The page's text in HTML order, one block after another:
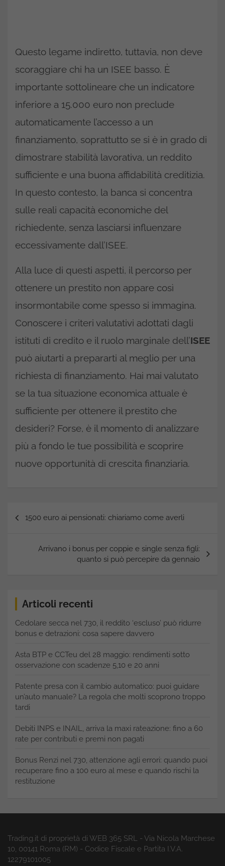
Questo legame indiretto, tuttavia, non deve
scoraggiare chi ha un ISEE basso. È
importante sottolineare che un indicatore
inferiore a 15.000 euro non preclude
automaticamente l’accesso a un
finanziamento, soprattutto se si è in grado di
dimostrare stabilità lavorativa, un reddito
sufficiente e una buona affidabilità creditizia.
In questo contesto, la banca si concentra
sulle reali capacità economiche del
richiedente, senza lasciarsi influenzare
eccessivamente dall’ISEE.
Alla luce di questi aspetti, il percorso per
ottenere un prestito non appare così
insormontabile come spesso si immagina.
Conoscere i criteri valutativi adottati dagli
istituti di credito e il ruolo marginale dell’ISEE
può aiutarti a prepararti al meglio per una
richiesta di finanziamento. Hai mai valutato
se la tua situazione economica attuale è
sufficiente per ottenere il prestito che
desideri? Forse, è il momento di analizzare
più a fondo le tue possibilità e scoprire
nuove opportunità di crescita finanziaria.
Navigazione
articoli
1500 euro ai pensionati: chiariamo come averli
Arrivano i bonus per coppie e single senza figli:
quanto si può percepire da gennaio
Articoli recenti
Cedolare secca nel 730, il reddito ‘escluso’ può ridurre
bonus e detrazioni: cosa sapere davvero
Asta BTP e CCTeu del 28 maggio: rendimenti sotto
osservazione con scadenze 5,10 e 20 anni
Patente presa con il cambio automatico: puoi guidare
un’auto manuale? La regola che molti scoprono troppo
tardi
Debiti INPS e INAIL, arriva la maxi rateazione: fino a 60
rate per contributi e premi non pagati
Bonus Renzi nel 730, attenzione agli errori: quando puoi
recuperare fino a 100 euro al mese e quando rischi la
restituzione
Trading.it di proprietà di WEB 365 SRL - Via Nicola Marchese
10, 00141 Roma (RM) - Codice Fiscale e Partita I.V.A.
12279101005